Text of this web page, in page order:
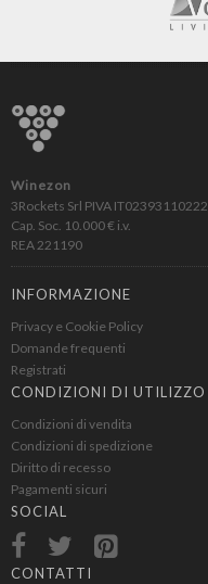
Winezon
3Rockets Srl PIVA IT02393110222
Cap. Soc. 10.000 € i.v.
REA 221190
INFORMAZIONE
Privacy e Cookie Policy
Domande frequenti
Registrati
CONDIZIONI DI UTILIZZO
Condizioni di vendita
Condizioni di spedizione
Diritto di recesso
Pagamenti sicuri
SOCIAL
CONTATTI